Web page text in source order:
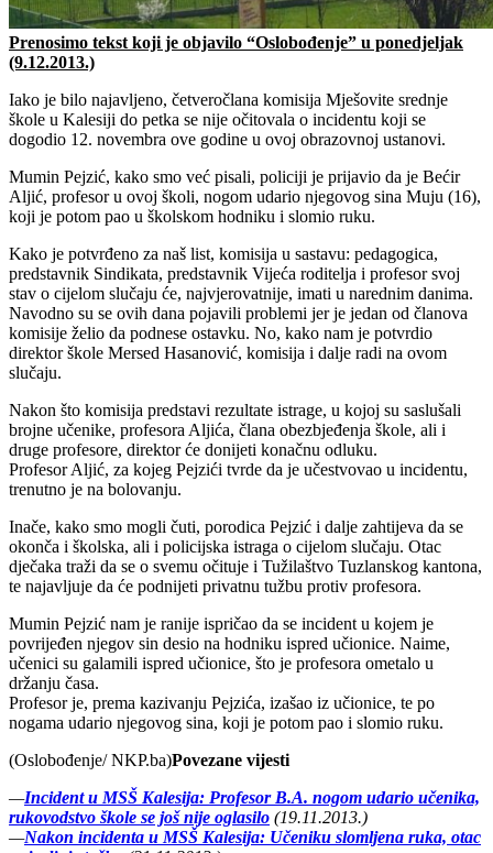
Prenosimo tekst koji je objavilo “Oslobođenje” u ponedjeljak
(9.12.2013.)
Iako je bilo najavljeno, četveročlana komisija Mješovite srednje
škole u Kalesiji do petka se nije očitovala o incidentu koji se
dogodio 12. novembra ove godine u ovoj obrazovnoj ustanovi.
Mumin Pejzić, kako smo već pisali, policiji je prijavio da je Bećir
Aljić, profesor u ovoj školi, nogom udario njegovog sina Muju (16),
koji je potom pao u školskom hodniku i slomio ruku.
Kako je potvrđeno za naš list, komisija u sastavu: pedagogica,
predstavnik Sindikata, predstavnik Vijeća roditelja i profesor svoj
stav o cijelom slučaju će, najvjerovatnije, imati u narednim danima.
Navodno su se ovih dana pojavili problemi jer je jedan od članova
komisije želio da podnese ostavku. No, kako nam je potvrdio
direktor škole Mersed Hasanović, komisija i dalje radi na ovom
slučaju.
Nakon što komisija predstavi rezultate istrage, u kojoj su saslušali
brojne učenike, profesora Aljića, člana obezbjeđenja škole, ali i
druge profesore, direktor će donijeti konačnu odluku.
Profesor Aljić, za kojeg Pejzići tvrde da je učestvovao u incidentu,
trenutno je na bolovanju.
Inače, kako smo mogli čuti, porodica Pejzić i dalje zahtijeva da se
okonča i školska, ali i policijska istraga o cijelom slučaju. Otac
dječaka traži da se o svemu očituje i Tužilaštvo Tuzlanskog kantona,
te najavljuje da će podnijeti privatnu tužbu protiv profesora.
Mumin Pejzić nam je ranije ispričao da se incident u kojem je
povrijeđen njegov sin desio na hodniku ispred učionice. Naime,
učenici su galamili ispred učionice, što je profesora ometalo u
držanju časa.
Profesor je, prema kazivanju Pejzića, izašao iz učionice, te po
nogama udario njegovog sina, koji je potom pao i slomio ruku.
(Oslobođenje/ NKP.ba)Povezane vijesti
—Incident u MSŠ Kalesija: Profesor B.A. nogom udario učenika,
rukovodstvo škole se još nije oglasilo (19.11.2013.)
—Nakon incidenta u MSŠ Kalesija: Učeniku slomljena ruka, otac